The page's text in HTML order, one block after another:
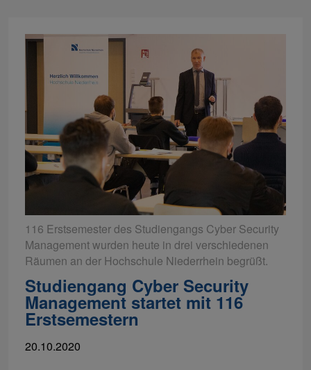
116 Erstsemester des Studiengangs Cyber Security
Management wurden heute in drei verschiedenen
Räumen an der Hochschule Niederrhein begrüßt.
Studiengang Cyber Security
Management startet mit 116
Erstsemestern
20.10.2020